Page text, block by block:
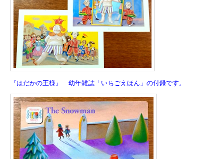
『はだかの王様』 幼年雑誌「いちごえほん」の付録です。